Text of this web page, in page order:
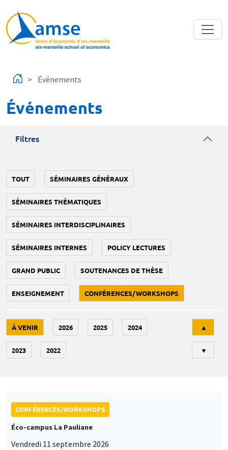
Événements
Événements
Filtres
TOUT SÉMINAIRES GÉNÉRAUX
SÉMINAIRES THÉMATIQUES
SÉMINAIRES INTERDISCIPLINAIRES
SÉMINAIRES INTERNES POLICY LECTURES
GRAND PUBLIC SOUTENANCES DE THÈSE
ENSEIGNEMENT CONFÉRENCES/WORKSHOPS
À VENIR 2026 2025 2024
2023 2022
▲
▼
CONFÉRENCES/WORKSHOPS
Éco-campus La Pauliane
Vendredi 11 septembre 2026